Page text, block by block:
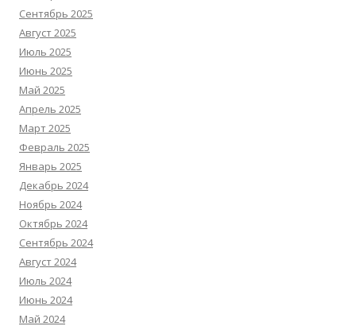
Сентябрь 2025
Август 2025
Июль 2025
Июнь 2025
Май 2025
Апрель 2025
Март 2025
Февраль 2025
Январь 2025
Декабрь 2024
Ноябрь 2024
Октябрь 2024
Сентябрь 2024
Август 2024
Июль 2024
Июнь 2024
Май 2024